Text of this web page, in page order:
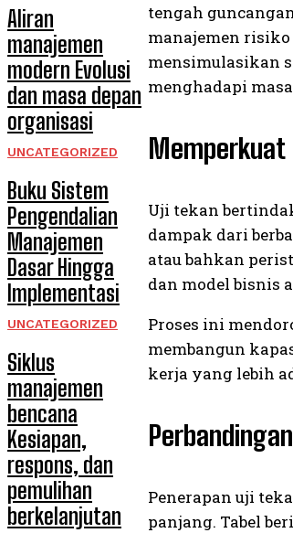
Aliran
manajemen
modern Evolusi
dan masa depan
organisasi
UNCATEGORIZED
Buku Sistem
Pengendalian
Manajemen
Dasar Hingga
Implementasi
UNCATEGORIZED
Siklus
manajemen
bencana
Kesiapan,
respons, dan
pemulihan
berkelanjutan
tengah
manajemen
mensimulasikan
menghadapi
Memperkuat
Uji tekan
dampak dari
atau bahkan
dan model bisnis
Proses ini
membangun
kerja yang lebih
Penerapan uji
panjang. Tabel